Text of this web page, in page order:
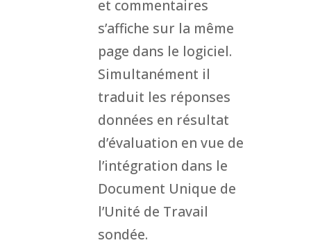
et commentaires
s’affiche sur la même
page dans le logiciel.
Simultanément il
traduit les réponses
données en résultat
d’évaluation en vue de
l’intégration dans le
Document Unique de
l’Unité de Travail
sondée.